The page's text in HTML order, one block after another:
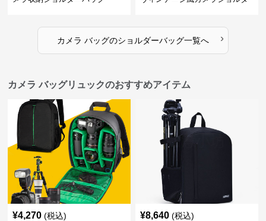
カメラ バッグのショルダーバッグ一覧へ ›
カメラ バッグリュックのおすすめアイテム
¥4,270 (税込) ¥8,640 (税込)